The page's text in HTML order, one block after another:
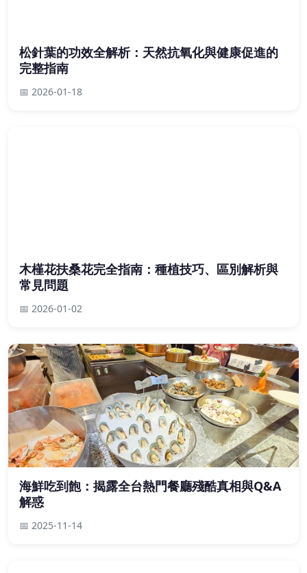
松針葉的功效全解析：天然抗氧化與健康促進的
完整指南
📅 2026-01-18
木槿花扶桑花完全指南：種植技巧、區別解析與
常見問題
📅 2026-01-02
海鮮吃到飽：揭露全台熱門餐廳殘酷真相與Q&A
解惑
📅 2025-11-14